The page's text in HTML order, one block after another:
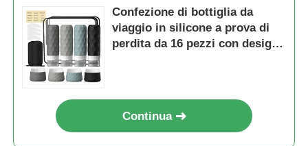
Confezione di bottiglia da
viaggio in silicone a prova di
perdita da 16 pezzi con design
Continua